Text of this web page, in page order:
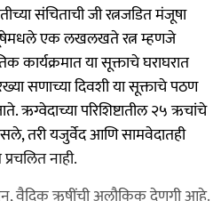
संचिताची जी रत्नजडित मंजूषा
एक लखलखते रत्न म्हणजे
कार्यक्रमात या सूक्ताचे घराघरात
सणाच्या दिवशी या सूक्ताचे पठण
परिशिष्टातील २५ ऋचांचे
तरी यजुर्वेद आणि सामवेदातही
नाही.